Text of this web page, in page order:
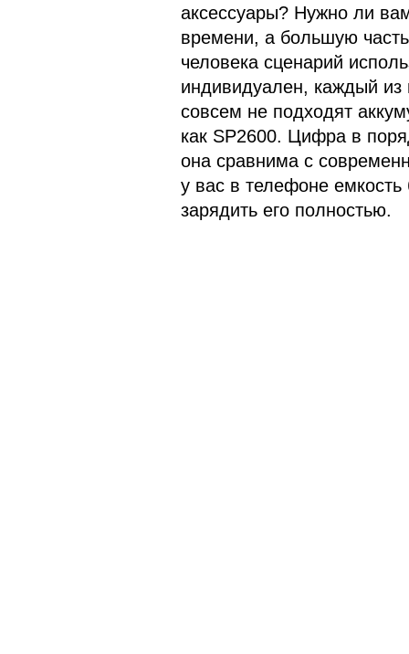
аксессуары? Нужно ли
времени, а большую
человека сценарий
индивидуален, каждый
совсем не подходят
как SP2600. Цифра в
она сравнима с
у вас в телефоне
зарядить его полностью.